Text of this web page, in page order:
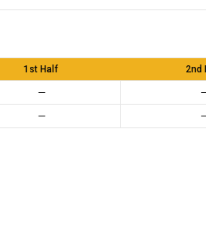
1st Half 2nd
—
—